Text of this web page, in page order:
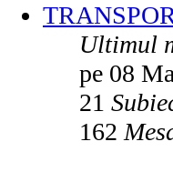
Ultimul
pe 08
21
162